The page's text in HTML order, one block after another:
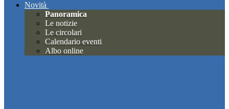
Novità
Panoramica
Le notizie
Le circolari
Calendario eventi
Albo online